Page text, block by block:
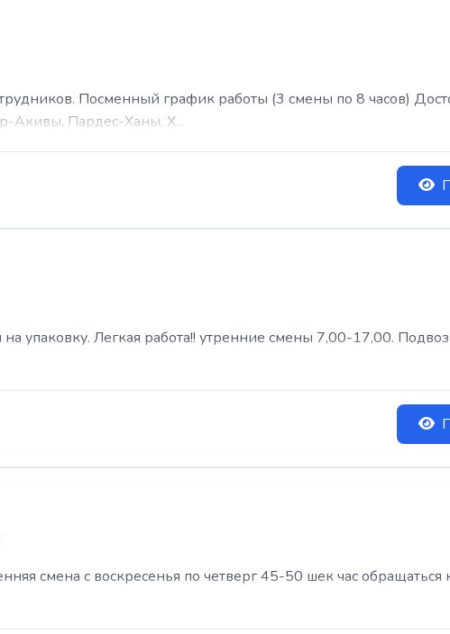
Посменный график работы (3 смены по 8 часов)
Акивы, Пардес-Ханы, Х...
Легкая работа!! утренние смены 7,00-17,00.
смена с воскресенья по четверг 45-50 шек час обращаться